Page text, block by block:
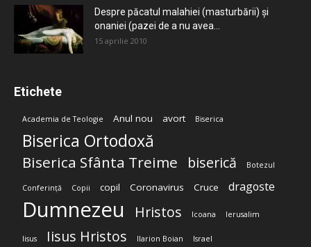
Despre păcatul malahiei (masturbării) şi
onaniei (pazei de a nu avea...
15 aprilie 2010
Etichete
Academia de Teologie Anul nou avort Biserica
Biserica Ortodoxă
Biserica Sfânta Treime biserică Botezul
Conferință Copii copil Coronavirus Cruce dragoste
Dumnezeu Hristos Icoana Ierusalim
Iisus Iisus Hristos Ilarion Boian Israel